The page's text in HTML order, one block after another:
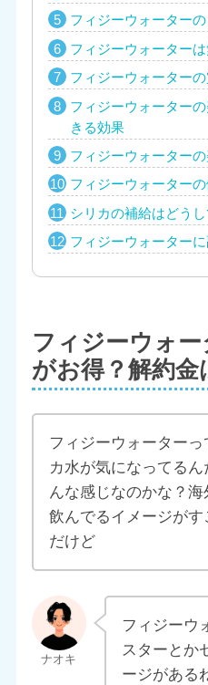
フィジーウォーター
フィジーウォーター
フィジーウォーター
フィジーウォーター
きる効果
フィジーウォーター
フィジーウォーター
シリカの補給はどうし
フィジーウォーター
フィジーウォ
がお得？解約金
フィジーウォーターっ
カ水が気になってる
んな感じなのかな？
飲んでるイメージがす
だけど
フィジーウ
スターとか
ージがある